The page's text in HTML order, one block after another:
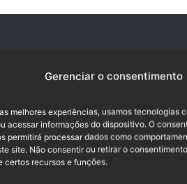
Gerenciar o consentimento
melhores experiências, usamos tecnologias
acessar informações do dispositivo. O
permitirá processar dados como
site. Não consentir ou retirar o
certos recursos e funções.
com a conquista de uma
do quanto de
necessário para chegar